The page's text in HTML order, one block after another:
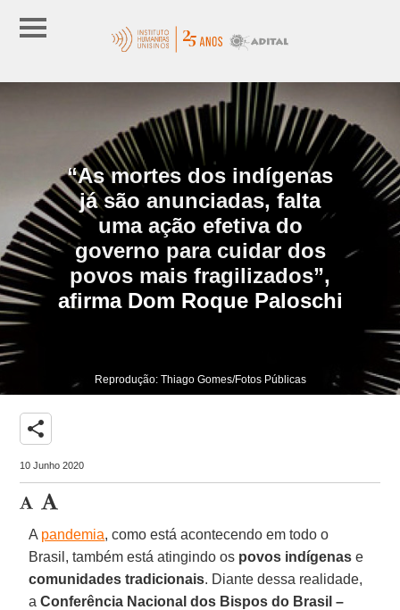
“As mortes dos indígenas
já são anunciadas, falta
uma ação efetiva do
governo para cuidar dos
povos mais fragilizados”,
afirma Dom Roque Paloschi
Reprodução: Thiago Gomes/Fotos Públicas
share
10 Junho 2020
A pandemia, como está acontecendo em todo o
Brasil, também está atingindo os povos indígenas e
comunidades tradicionais. Diante dessa realidade,
aConferência Nacional dos Bispos do Brasil –